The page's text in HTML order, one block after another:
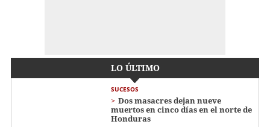
LO ÚLTIMO
SUCESOS
Dos masacres dejan nueve
muertos en cinco días en el norte de
Honduras